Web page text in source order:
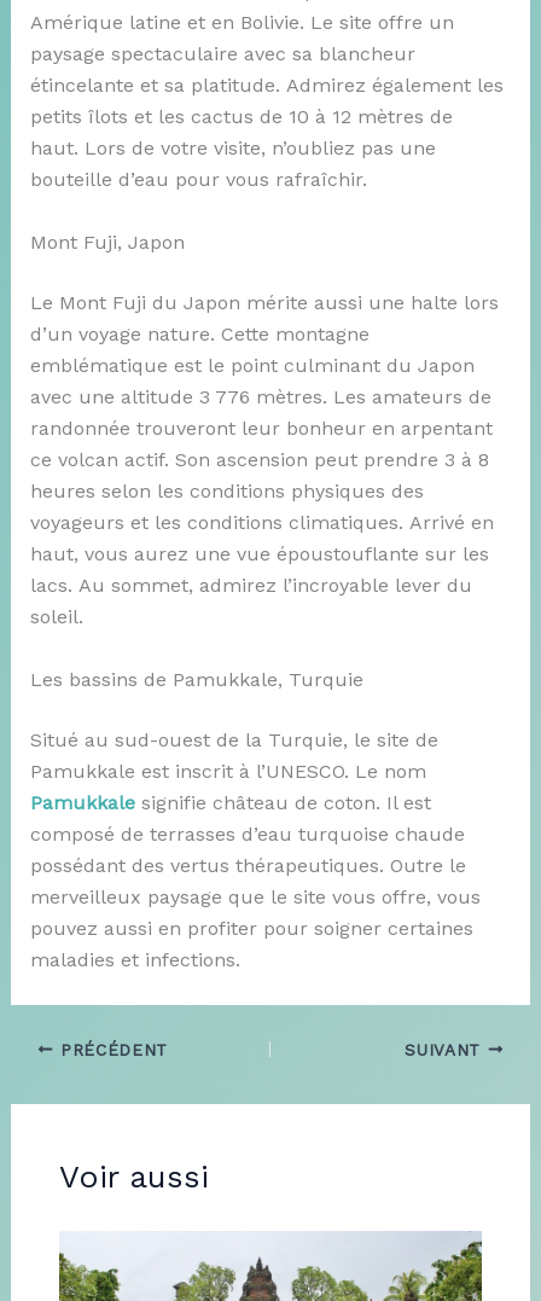
Amérique latine et en Bolivie. Le site offre un
paysage spectaculaire avec sa blancheur
étincelante et sa platitude. Admirez également les
petits îlots et les cactus de 10 à 12 mètres de
haut. Lors de votre visite, n’oubliez pas une
bouteille d’eau pour vous rafraîchir.
Mont Fuji, Japon
Le Mont Fuji du Japon mérite aussi une halte lors
d’un voyage nature. Cette montagne
emblématique est le point culminant du Japon
avec une altitude 3 776 mètres. Les amateurs de
randonnée trouveront leur bonheur en arpentant
ce volcan actif. Son ascension peut prendre 3 à 8
heures selon les conditions physiques des
voyageurs et les conditions climatiques. Arrivé en
haut, vous aurez une vue époustouflante sur les
lacs. Au sommet, admirez l’incroyable lever du
soleil.
Les bassins de Pamukkale, Turquie
Situé au sud-ouest de la Turquie, le site de
Pamukkale est inscrit à l’UNESCO. Le nom
Pamukkalesignifie château de coton. Il est
composé de terrasses d’eau turquoise chaude
possédant des vertus thérapeutiques. Outre le
merveilleux paysage que le site vous offre, vous
pouvez aussi en profiter pour soigner certaines
maladies et infections.
PRÉCÉDENT SUIVANT
Voir aussi